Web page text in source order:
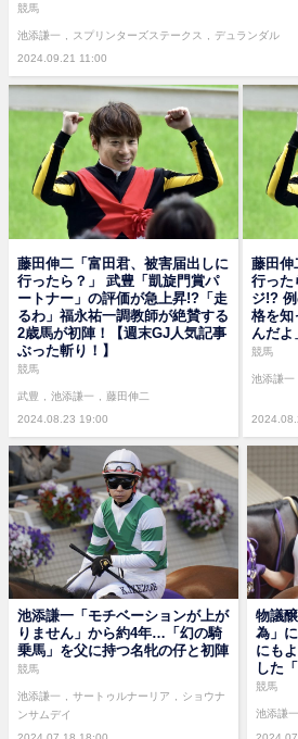
2024.09.21 11:00
競馬
池添謙一 スプリンターズステークス デュランダル
藤田伸二「富田君、被害届出しに
行ったら？」 武豊「凱旋門賞パ
ートナー」の評価が急上昇!?「走
るわ」福永祐一調教師が絶賛する
2歳馬が初陣！【週末GJ人気記事
ぶった斬り！】
2024.08.23 19:00
競馬
武豊 池添謙一 藤田伸二
藤田伸
行った
ジ!?
格を知
んだよ
競馬
池添謙一
池添謙一「モチベーションが上が
りません」から約4年…「幻の騎
乗馬」を父に持つ名牝の仔と初陣
競馬
池添謙一 サートゥルナーリア
ショウナ
ンサムデイ
物議
為」
にも
した
競馬
池添謙一